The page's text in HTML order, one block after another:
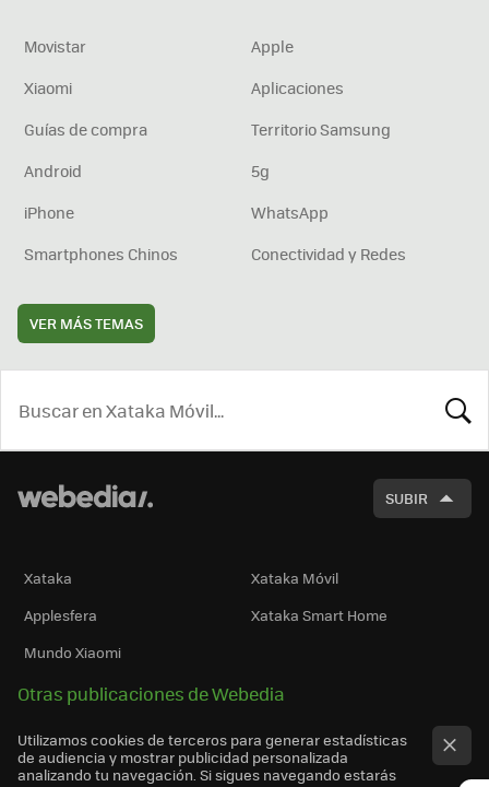
Movistar
Apple
Xiaomi
Aplicaciones
Guías de compra
Territorio Samsung
Android
5g
iPhone
WhatsApp
Smartphones Chinos
Conectividad y Redes
VER MÁS TEMAS
SUBIR
Xataka
Xataka Móvil
Applesfera
Xataka Smart Home
Mundo Xiaomi
Otras publicaciones de Webedia
Utilizamos cookies de terceros para generar estadísticas
de audiencia y mostrar publicidad personalizada
analizando tu navegación. Si sigues navegando estarás